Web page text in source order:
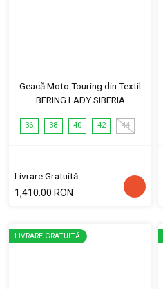
Geacă Moto Touring din Textil
BERING LADY SIBERIA
36 38 40 42 44
Livrare Gratuită
1,410.00 RON
LIVRARE GRATUITĂ